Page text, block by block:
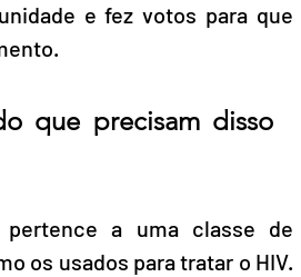
e fez votos para que
que precisam disso
a uma classe de
os usados ​​para tratar o HIV.